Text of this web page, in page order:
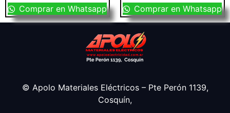
Comprar en Whatsapp
Comprar en Whatsapp
© Apolo Materiales Eléctricos – Pte Perón 1139,
Cosquín,